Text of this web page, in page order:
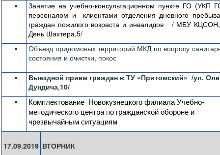
Занятие на учебно-консультационном пункте ГО (УКП
персоналом и клиентами отделения дневного
граждан пожилого возраста и инвалидов / МБУ
День Шахтера,5/
Объезд придомовых территорий МКД по вопросу
состояния и очистки, покос
Выездной прием граждан в ТУ «Притомский» /ул.
Дундича,10/
Комплектование Новокузнецкого филиала Учебно-
методического центра по гражданской обороне и
чрезвычайным ситуациям
17.09.2019 ВТОРНИК